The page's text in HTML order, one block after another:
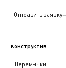
Отправить заявку
Конструктив
Перемычки